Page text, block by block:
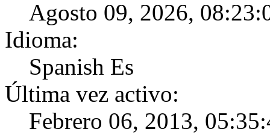
Agosto 09, 2026,
Idioma:
Spanish Es
Última vez activo:
Febrero 06, 2013,